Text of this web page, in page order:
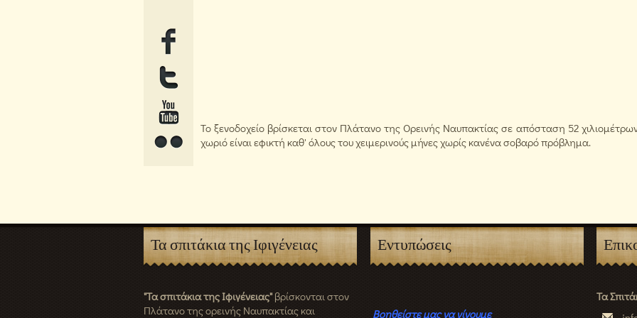
Το ξενοδοχείο βρίσκεται στον Πλάτανο της Ορεινής Ναυπακτίας σε απόσταση 52
χωριό είναι εφικτή καθ' όλους του χειμερινούς μήνες χωρίς κανένα σοβαρό πρόβλημα.
Τα σπιτάκια της Ιφιγένειας
"Τα σπιτάκια της Ιφιγένειας"βρίσκονται στον
Πλάτανο της ορεινής Ναυπακτίας και
Εντυπώσεις
Βοηθείστε μας να γίνουμε
Ένα ιδανικό μέρος
από πάνω σου το
Τα